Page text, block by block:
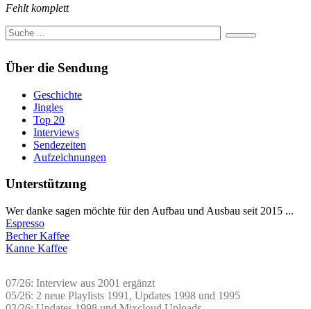
Fehlt komplett
Über die Sendung
Geschichte
Jingles
Top 20
Interviews
Sendezeiten
Aufzeichnungen
Unterstützung
Wer danke sagen möchte für den Aufbau und Ausbau seit 2015 ...
Espresso
Becher Kaffee
Kanne Kaffee
07/26: Interview aus 2001 ergänzt
05/26: 2 neue Playlists 1991, Updates 1998 und 1995